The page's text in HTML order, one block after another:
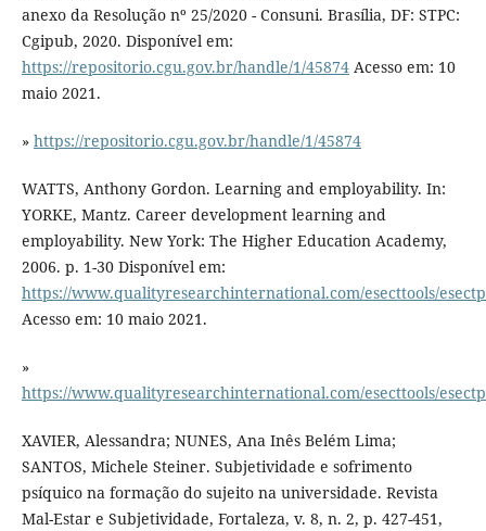
anexo da Resolução nº 25/2020 - Consuni. Brasília, DF: STPC:
Cgipub, 2020. Disponível em:
https://repositorio.cgu.gov.br/handle/1/45874Acesso em: 10
maio 2021.
» https://repositorio.cgu.gov.br/handle/1/45874
WATTS, Anthony Gordon. Learning and employability. In:
YORKE, Mantz. Career development learning and
employability. New York: The Higher Education Academy,
2006. p. 1-30 Disponível em:
https://www.qualityresearchinternational.com/esecttools/
Acesso em: 10 maio 2021.
»
https://www.qualityresearchinternational.com/esecttools/
XAVIER, Alessandra; NUNES, Ana Inês Belém Lima;
SANTOS, Michele Steiner. Subjetividade e sofrimento
psíquico na formação do sujeito na universidade. Revista
Mal-Estar e Subjetividade, Fortaleza, v. 8, n. 2, p. 427-451,